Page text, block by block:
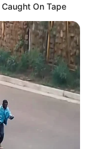
On Tape